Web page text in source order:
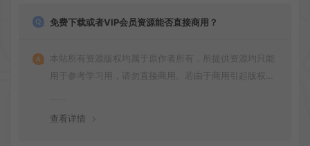
免费下载或者VIP会员资源能否直接商用？
本站所有资源版权均属于原作者所有，所提供资源均只能
用于参考学习用，请勿直接商用。若由于商用引起版权纠
查看详情